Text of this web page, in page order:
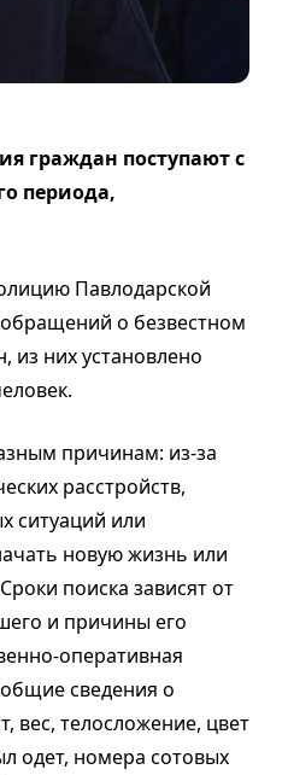
граждан поступают с
периода,
Павлодарской
о безвестном
из них установлено
причинам: из-за
расстройств,
ситуаций или
новую жизнь или
поиска зависят от
и причины его
оперативная
общие сведения о
вес, телосложение, цвет
одет, номера сотовых